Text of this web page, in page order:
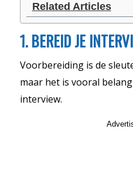
Related Articles
1. BEREID JE
Voorbereiding is de
maar het is vooral
interview.